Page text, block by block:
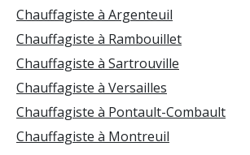
Chauffagiste à Argenteuil
Chauffagiste à Rambouillet
Chauffagiste à Sartrouville
Chauffagiste à Versailles
Chauffagiste à Pontault-Combault
Chauffagiste à Montreuil